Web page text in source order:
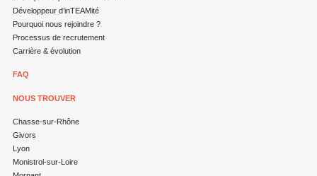
Développeur d’inTEAMité
Pourquoi nous rejoindre ?
Processus de recrutement
Carrière & évolution
FAQ
NOUS TROUVER
Chasse-sur-Rhône
Givors
Lyon
Monistrol-sur-Loire